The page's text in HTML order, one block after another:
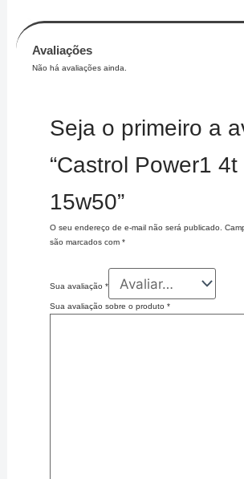
Avaliações
Não há avaliações ainda.
Seja o primeiro a
“Castrol Power1 4t
15w50”
O seu endereço de e-mail não será publicado.
são marcados com *
Sua avaliação *
Sua avaliação sobre o produto *